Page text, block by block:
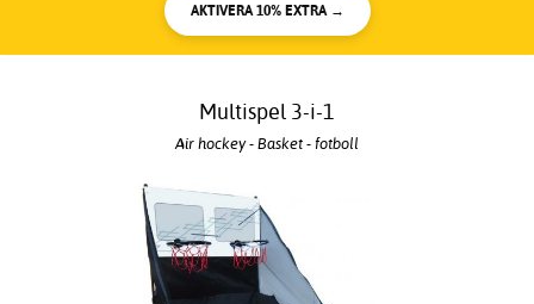
AKTIVERA 10% EXTRA →
Multispel 3-i-1
Air hockey - Basket - fotboll